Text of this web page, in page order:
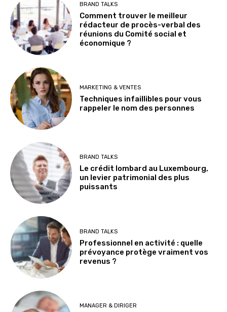
BRAND TALKS
Comment trouver le meilleur
rédacteur de procès-verbal des
réunions du Comité social et
économique ?
MARKETING & VENTES
Techniques infaillibles pour vous
rappeler le nom des personnes
BRAND TALKS
Le crédit lombard au Luxembourg,
un levier patrimonial des plus
puissants
BRAND TALKS
Professionnel en activité : quelle
prévoyance protège vraiment vos
revenus ?
MANAGER & DIRIGER